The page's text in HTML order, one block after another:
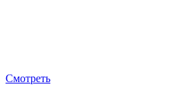
Смотреть